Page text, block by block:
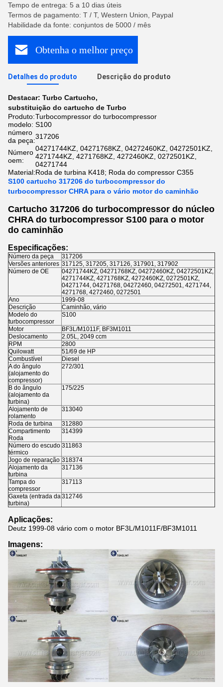
Tempo de entrega: 5 a 10 dias úteis
Termos de pagamento: T / T, Western Union, Paypal
Habilidade da fonte: conjuntos de 5000 / mês
Obtenha o melhor preço
Detalhes do produto Descrição do produto
Destacar: Turbo Cartucho,
substituição do cartucho de Turbo
Produto:Turbocompressor do turbocompressor
modelo: S100
número
da peça:317206
Número
oem:
04271744KZ, 04271768KZ, 04272460KZ, 04272501KZ,
4271744KZ, 4271768KZ, 4272460KZ, 0272501KZ,
04271744
Material:Roda de turbina K418; Roda do compressor C355
S100 cartucho 317206 do turbocompressor do
turbocompressor CHRA para o vário motor do caminhão
Cartucho 317206 do turbocompressor do núcleo
CHRA do turbocompressor S100 para o motor
do caminhão
Especificações:
Número da peça
317206
Versões anteriores 317125, 317205, 317126, 317901, 317902
Número de OE
04271744KZ, 04271768KZ, 04272460KZ, 04272501KZ,
4271744KZ, 4271768KZ, 4272460KZ, 0272501KZ,
04271744, 04271768, 04272460, 04272501, 4271744,
4271768, 4272460, 0272501
Ano
1999-08
Descrição
Caminhão, vário
Modelo do
turbocompressor
S100
Motor
BF3L/M1011F, BF3M1011
Deslocamento
2.05L, 2049 ccm
RPM
2800
Quilowatt
51/69 de HP
Combustível
Diesel
Α do ângulo
(alojamento do
compressor)
272/301
Β do ângulo
(alojamento da
turbina)
175/225
Alojamento de
rolamento
313040
Roda de turbina
312880
Compartimento
Roda
314399
Número do escudo
térmico
311863
Jogo de reparação 318374
Alojamento da
turbina
317136
Tampa do
compressor
317113
Gaxeta (entrada da
turbina)
312746
Aplicações:
Deutz 1999-08 vário com o motor BF3L/M1011F/BF3M1011
Imagens: